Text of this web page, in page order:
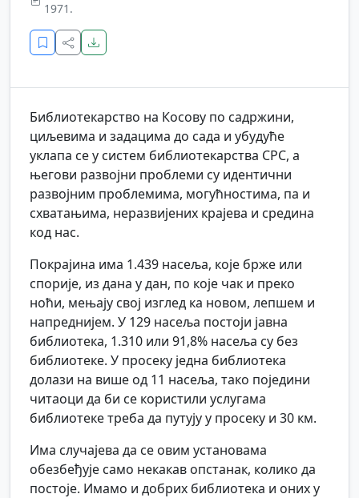
1971.
Библиотекарство на Косову по садржини,
циљевима и задацима до сада и убудуће
уклапа се у систем библиотекарства СРС, а
његови развојни проблеми су идентични
развојним проблемима, могућностима, па и
схватањима, неразвијених крајева и средина
код нас.
Покрајина има 1.439 насеља, које брже или
спорије, из дана у дан, по које чак и преко
ноћи, мењају свој изглед ка новом, лепшем и
напреднијем. У 129 насеља постоји јавна
библиотека, 1.310 или 91,8% насеља су без
библиотеке. У просеку једна библиотека
долази на више од 11 насеља, тако поједини
читаоци да би се користили услугама
библиотеке треба да путују у просеку и 30 км.
Има случајева да се овим установама
обезбеђује само некакав опстанак, колико да
постоје. Имамо и добрих библиотека и оних у